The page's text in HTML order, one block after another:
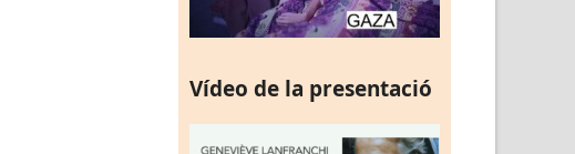
Vídeo de la presentació